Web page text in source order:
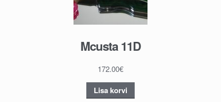
Mcusta 11D
172.00€
Lisa korvi